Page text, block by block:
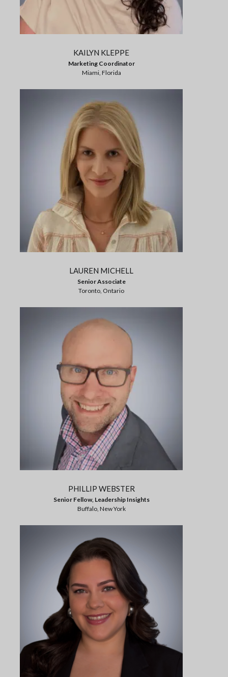
KAILYN KLEPPE
Marketing Coordinator
Miami, Florida
LAUREN MICHELL
Senior Associate
Toronto, Ontario
PHILLIP WEBSTER
Senior Fellow, Leadership Insights
Buffalo, New York